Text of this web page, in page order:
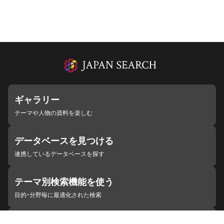
ギャラリー
テーマや人物の資料を楽しむ
データベースを見つける
連携しているデータベースを探す
テーマ別検索機能を使う
目的・分野毎に最適化された検索